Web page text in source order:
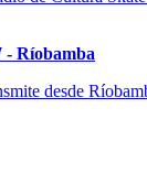
Ríobamba
desde